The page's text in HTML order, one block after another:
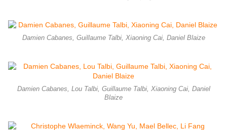
Damien Cabanes, Guillaume Talbi, Xiaoning Cai, Daniel Blaize
Damien Cabanes, Lou Talbi, Guillaume Talbi, Xiaoning Cai, Daniel
Blaize